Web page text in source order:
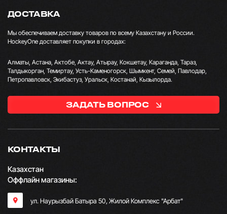
КОНТАКТЫ
Казахстан
Оффлайн магазины:
ул. Наурызбай Батыра 50, Жилой Комплекс "Арбат"
ДОСТАВКА
Мы обеспечиваем доставку товаров по всему Казахстану и России.
HockeyOne доставляет покупки в городах:
Алматы, Астана, Актобе, Актау, Атырау, Кокшетау, Караганда, Тараз,
Талдыкорган, Темиртау, Усть-Каменогорск, Шымкент, Семей, Павлодар,
Петропавловск, Экибастуз, Уральск, Костанай, Кызылорда.
ЗАДАТЬ ВОПРОС